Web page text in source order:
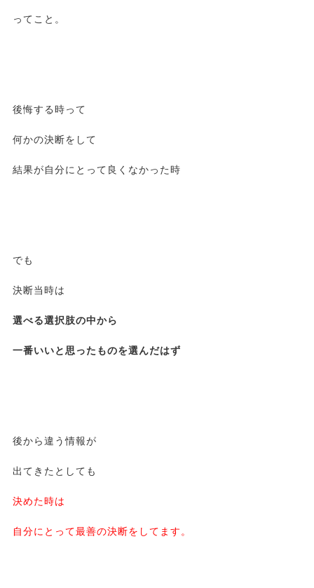
ってこと。
後悔する時って
何かの決断をして
結果が自分にとって良くなかった時
でも
決断当時は
選べる選択肢の中から
一番いいと思ったものを選んだはず
後から違う情報が
出てきたとしても
決めた時は
自分にとって最善の決断をしてます。